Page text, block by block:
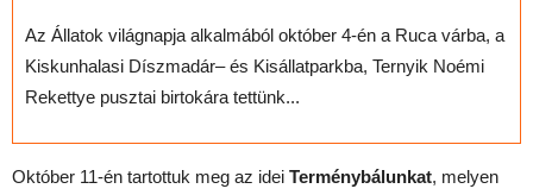
Az Állatok világnapja alkalmából október 4-én a Ruca várba, a
Kiskunhalasi Díszmadár– és Kisállatparkba, Ternyik Noémi
Rekettye pusztai birtokára tettünk...
Október 11-én tartottuk meg az idei Terménybálunkat, melyen